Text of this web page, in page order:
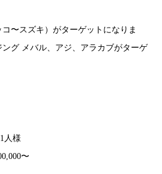
〜スズキ）がターゲットになりま
グ メバル、アジ、アラカブがターゲ
人様
〜